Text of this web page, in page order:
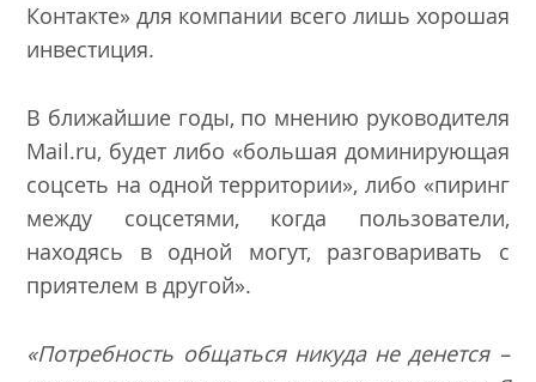
Контакте» для компании всего лишь хорошая
инвестиция.
В ближайшие годы, по мнению руководителя
Mail.ru, будет либо «большая доминирующая
соцсеть на одной территории», либо «пиринг
между соцсетями, когда пользователи,
находясь в одной могут, разговаривать с
приятелем в другой».
«Потребность общаться никуда не денется –